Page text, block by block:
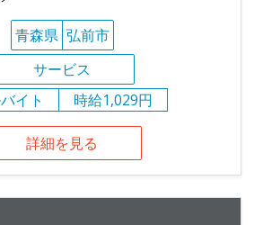
青森県 弘前市
サービス
イト
時給1,029円
詳細を見る